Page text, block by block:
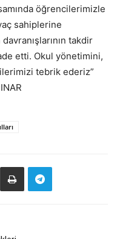
öğrencilerimizle
sahiplerine
takdir
etti. Okul yönetimini,
tebrik ederiz”